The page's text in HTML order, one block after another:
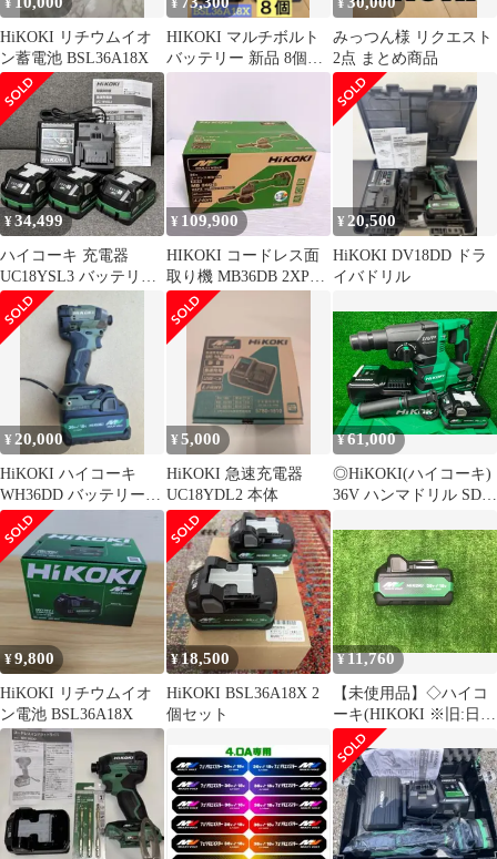
¥
HiKOKI リチウムイオ
ン蓄電池 BSL36A18X
¥
HIKOKI マルチボルト
バッテリー 新品 8個セ
¥
みっつん様 リクエスト
2点 まとめ商品
¥34,499
ハイコーキ 充電器
UC18YSL3 バッテリー
BSL36A18X 3個 新品
¥ 109,900
HIKOKI コードレス面
取り機 MB36DB 2XPZ
ハイコーキ
¥ 20,500
HiKOKI DV18DD ドラ
イバドリル
¥20,000
HiKOKI ハイコーキ
WH36DD バッテリー
BSL36A18X付き
¥5,000
HiKOKI 急速充電器
UC18YDL2 本体
¥61,000
◎HiKOKI(ハイコーキ)
36V ハンマドリル SDS-
バッテリ2個・充電器・
ケース付 DH3628DA
(2XPZ) 未使用長期保管
品
¥9,800
HiKOKI リチウムイオ
ン電池 BSL36A18X
¥18,500
HiKOKI BSL36A18X 2
個セット
¥11,760
【未使用品】◇ハイコ
ーキ(HIKOKI ※旧:日立
工機) リチウムイオン
バッテリー 36V/2.5Ah
BSL36A18X 純正 正規
品▲アクトツール富山
店▲レ